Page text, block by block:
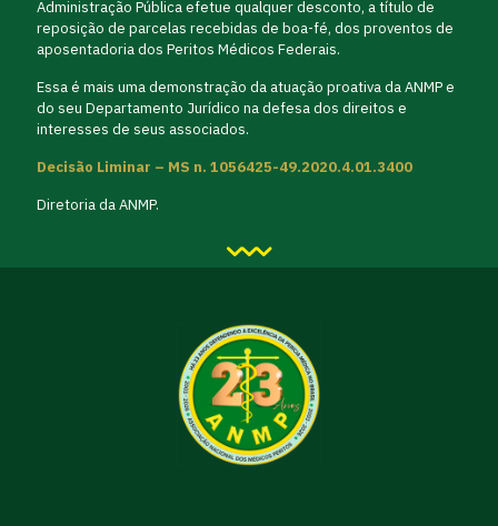
Administração Pública efetue qualquer desconto, a título de
reposição de parcelas recebidas de boa-fé, dos proventos de
aposentadoria dos Peritos Médicos Federais.
Essa é mais uma demonstração da atuação proativa da ANMP e
do seu Departamento Jurídico na defesa dos direitos e
interesses de seus associados.
Decisão Liminar – MS n. 1056425-49.2020.4.01.3400
Diretoria da ANMP.